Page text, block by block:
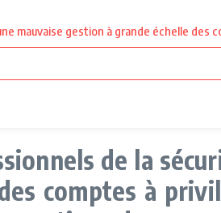
mauvaise gestion à grande échelle
de la
comptes à